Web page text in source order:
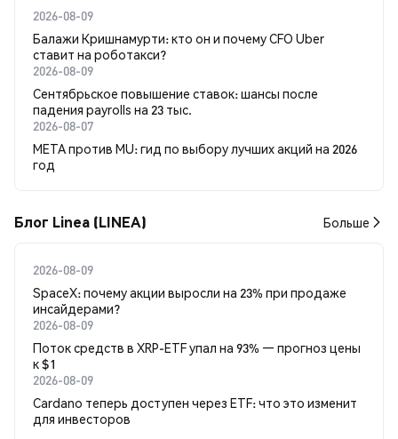
2026-08-09
Балажи Кришнамурти: кто он и почему CFO Uber
ставит на роботакси?
2026-08-09
Сентябрьское повышение ставок: шансы после
падения payrolls на 23 тыс.
2026-08-07
META против MU: гид по выбору лучших акций на 2026
год
Блог Linea (LINEA) Больше
2026-08-09
SpaceX: почему акции выросли на 23% при продаже
инсайдерами?
2026-08-09
Поток средств в XRP-ETF упал на 93% — прогноз цены
к $1
2026-08-09
Cardano теперь доступен через ETF: что это изменит
для инвесторов